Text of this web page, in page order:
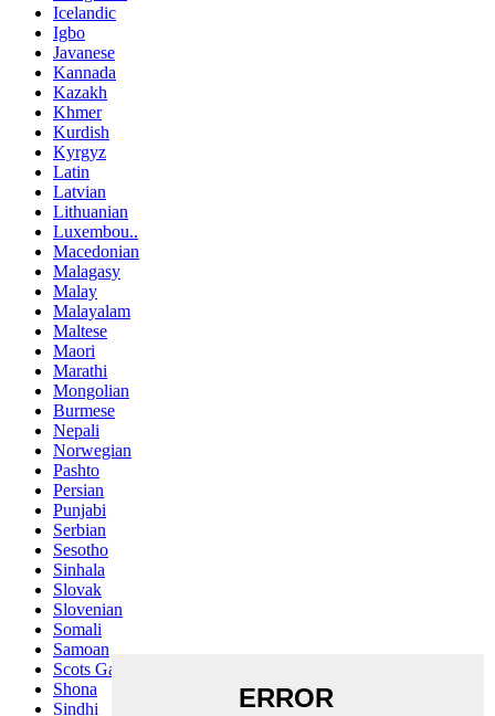
Icelandic
Igbo
Javanese
Kannada
Kazakh
Khmer
Kurdish
Kyrgyz
Latin
Latvian
Lithuanian
Luxembou..
Macedonian
Malagasy
Malay
Malayalam
Maltese
Maori
Marathi
Mongolian
Burmese
Nepali
Norwegian
Pashto
Persian
Punjabi
Serbian
Sesotho
Sinhala
Slovak
Slovenian
Somali
Samoan
Scots Gaelic
Shona
Sindhi